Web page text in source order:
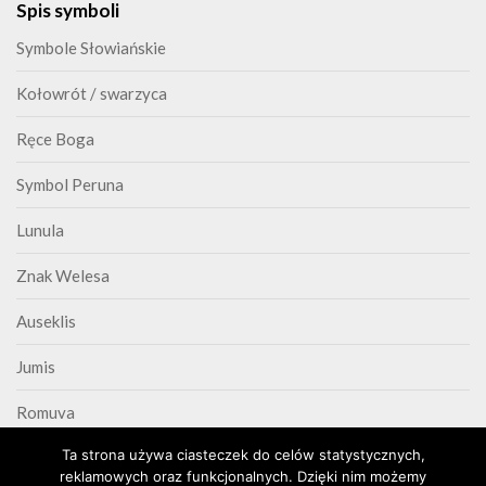
Spis symboli
Symbole Słowiańskie
Kołowrót / swarzyca
Ręce Boga
Symbol Peruna
Lunula
Znak Welesa
Auseklis
Jumis
Romuva
TriskelionTa strona używa ciasteczek do celów statystycznych,
reklamowych oraz funkcjonalnych. Dzięki nim możemy